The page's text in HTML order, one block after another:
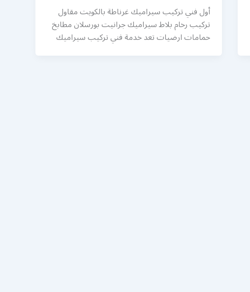
أول فني تركيب سيراميك غرناطة بالكويت مقاول
تركيب رخام بلاط سيراميك جرانيت بورسلان مطابخ
حمامات ارضيات تعد خدمة فني تركيب سيراميك